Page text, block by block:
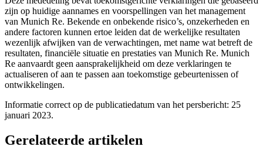
zijn op huidige aannames en voorspellingen van het management
van Munich Re. Bekende en onbekende risico’s, onzekerheden en
andere factoren kunnen ertoe leiden dat de werkelijke resultaten
wezenlijk afwijken van de verwachtingen, met name wat betreft de
resultaten, financiële situatie en prestaties van Munich Re. Munich
Re aanvaardt geen aansprakelijkheid om deze verklaringen te
actualiseren of aan te passen aan toekomstige gebeurtenissen of
ontwikkelingen.
Informatie correct op de publicatiedatum van het persbericht: 25
januari 2023.
Gerelateerde artikelen